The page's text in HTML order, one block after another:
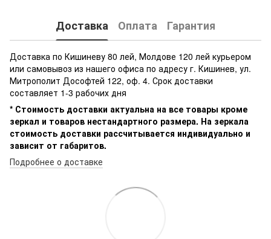
Доставка Оплата Гарантия
Доставка по Кишиневу 80 лей, Молдове 120 лей курьером
или самовывоз из нашего офиса по адресу г. Кишинев, ул.
Митрополит Дософтей 122, оф. 4. Срок доставки
составляет 1-3 рабочих дня
* Стоимость доставки актуальна на все товары кроме
зеркал и товаров нестандартного размера. На зеркала
стоимость доставки рассчитывается индивидуально и
зависит от габаритов.
Подробнее о доставке